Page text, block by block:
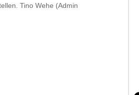
Tino Wehe (Admin